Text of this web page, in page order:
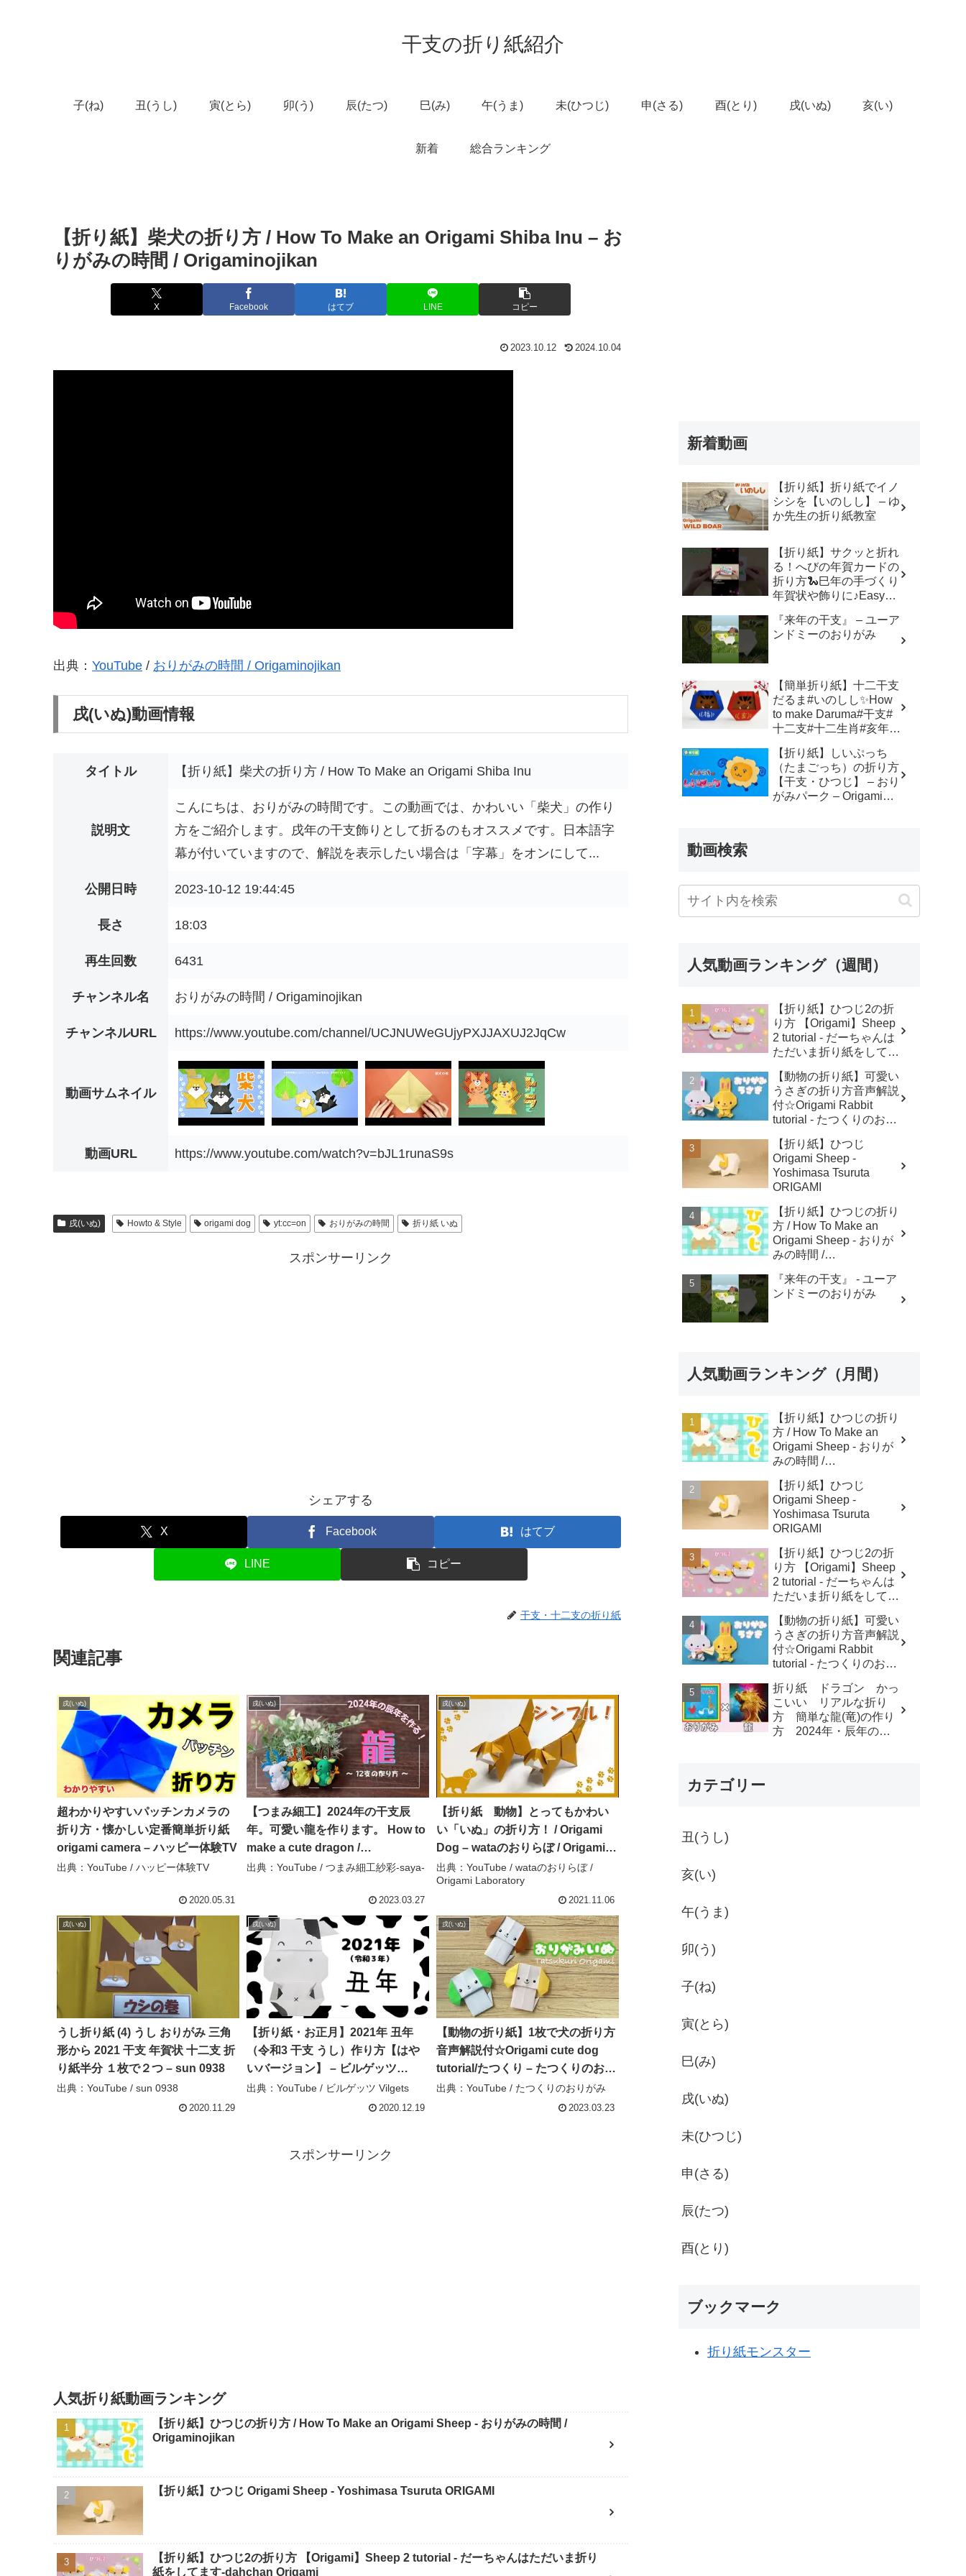
干支の折り紙紹介
子(ね) 丑(うし) 寅(とら) 卯(う) 辰(たつ) 巳(み) 午(うま) 未(ひつじ) 申(さる) 酉(とり) 戌(いぬ) 亥(い)
新着 総合ランキング
【折り紙】柴犬の折り方 / How To Make an Origami Shiba Inu – お
りがみの時間 / Origaminojikan
X Facebook はてブ LINE コピー
2023.10.12 2024.10.04
出典： YouTube / おりがみの時間 / Origaminojikan
戌(いぬ)動画情報
タイトル 【折り紙】柴犬の折り方 / How To Make an Origami Shiba Inu
説明文
こんにちは、おりがみの時間です。この動画では、かわいい「柴犬」の作り
方をご紹介します。戌年の干支飾りとして折るのもオススメです。日本語字
幕が付いていますので、解説を表示したい場合は「字幕」をオンにして...
公開日時 2023-10-12 19:44:45
長さ 18:03
再生回数 6431
チャンネル名 おりがみの時間 / Origaminojikan
チャンネルURL https://www.youtube.com/channel/UCJNUWeGUjyPXJJAXUJ2JqCw
動画サムネイル
動画URL https://www.youtube.com/watch?v=bJL1runaS9s
戌(いぬ) Howto & Style origami dog yt:cc=on おりがみの時間 折り紙 いぬ
スポンサーリンク
シェアする
X Facebook はてブ
LINE コピー
干支・十二支の折り紙
関連記事
戌(いぬ)
超わかりやすいパッチンカメラの
折り方・懐かしい定番簡単折り紙
origami camera – ハッピー体験TV
出典：YouTube / ハッピー体験TV
2020.05.31
戌(いぬ)
【つまみ細工】2024年の干支辰
年。可愛い龍を作ります。 How to
make a cute dragon /
tumamizaiku / handmade – つまみ
出典：YouTube / つまみ細工紗彩-saya-
2023.03.27
戌(いぬ)
【折り紙 動物】とってもかわい
い「いぬ」の折り方！ / Origami
Dog – wataのおりらぼ / Origami
Laboratory
出典：YouTube / wataのおりらぼ /
Origami Laboratory
2021.11.06
戌(いぬ)
うし折り紙 (4) うし おりがみ 三角
形から 2021 干支 年賀状 十二支 折
り紙半分 １枚で２つ – sun 0938
出典：YouTube / sun 0938
2020.11.29
戌(いぬ)
【折り紙・お正月】2021年 丑年
（令和3 干支 うし）作り方【はや
いバージョン】 – ビルゲッツ
Vilgets
出典：YouTube / ビルゲッツ Vilgets
2020.12.19
戌(いぬ)
【動物の折り紙】1枚で犬の折り方
音声解説付☆Origami cute dog
tutorial/たつくり – たつくりのおり
がみ
出典：YouTube / たつくりのおりがみ
2023.03.23
スポンサーリンク
人気折り紙動画ランキング
【折り紙】ひつじの折り方 / How To Make an Origami Sheep - おりがみの時間 /
Origaminojikan
【折り紙】ひつじ Origami Sheep - Yoshimasa Tsuruta ORIGAMI
【折り紙】ひつじ2の折り方 【Origami】Sheep 2 tutorial - だーちゃんはただいま折り
紙をしてます-dahchan Origami
新着動画
【折り紙】折り紙でイノ
シシを【いのしし】 – ゆ
か先生の折り紙教室
【折り紙】サクッと折れ
る！へびの年賀カードの
折り方🐍巳年の手づくり
年賀状や飾りに♪Easy
蛇 | 종이접기 뱀#折り紙#
蛇#へび#巳年#年賀状#
『来年の干支』 – ユーア
ンドミーのおりがみ
【簡単折り紙】十二干支
だるま#いのしし✨How
to make Daruma#干支#
十二支#十二生肖#亥年#
#飾り#折り方#おりがみ
#easy#origami#摺紙#折
纸#折紙 – Origami
hana’s channel
【折り紙】しいぷっち
（たまごっち）の折り方
【干支・ひつじ】 – おり
がみパーク – Origami
動画検索
人気動画ランキング（週間）
【折り紙】ひつじ2の折
り方 【Origami】Sheep
2 tutorial - だーちゃんは
ただいま折り紙をしてま
【動物の折り紙】可愛い
うさぎの折り方音声解説
付☆Origami Rabbit
tutorial - たつくりのおり
【折り紙】ひつじ
Origami Sheep -
Yoshimasa Tsuruta
ORIGAMI
【折り紙】ひつじの折り
方 / How To Make an
Origami Sheep - おりが
みの時間 /
『来年の干支』 - ユーア
ンドミーのおりがみ
人気動画ランキング（月間）
【折り紙】ひつじの折り
方 / How To Make an
Origami Sheep - おりが
みの時間 /
【折り紙】ひつじ
Origami Sheep -
Yoshimasa Tsuruta
ORIGAMI
【折り紙】ひつじ2の折
り方 【Origami】Sheep
2 tutorial - だーちゃんは
ただいま折り紙をしてま
【動物の折り紙】可愛い
うさぎの折り方音声解説
付☆Origami Rabbit
tutorial - たつくりのおり
折り紙 ドラゴン かっ
こいい リアルな折り
方 簡単な龍(竜)の作り
方 2024年・辰年の干
カテゴリー
丑(うし)
亥(い)
午(うま)
卯(う)
子(ね)
寅(とら)
巳(み)
戌(いぬ)
未(ひつじ)
申(さる)
辰(たつ)
酉(とり)
ブックマーク
折り紙モンスター